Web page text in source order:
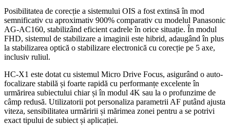
Posibilitatea de corecție a sistemului OIS a fost extinsă în mod
semnificativ cu aproximativ 900% comparativ cu modelul Panasonic
AG-AC160, stabilizând eficient cadrele în orice situație. În modul
FHD, sistemul de stabilizare a imaginii este hibrid, adaugând în plus
la stabilizarea optică o stabilizare electronică cu corecție pe 5 axe,
inclusiv ruliul.
HC-X1 este dotat cu sistemul Micro Drive Focus, asigurând o auto-
focalizare stabilă și foarte rapidă cu performanțe excelente în
urmărirea subiectului chiar și în modul 4K sau la o profunzime de
câmp redusă. Utilizatorii pot personaliza parametrii AF putând ajusta
viteza, sensibilitatea urmăririi și mărimea zonei pentru a se potrivi
exact tipului de subiect și aplicației.